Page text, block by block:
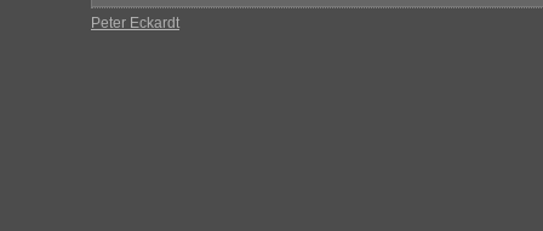
Peter Eckardt